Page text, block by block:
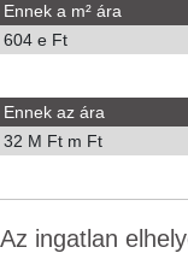
Ennek a m² ára
604 e Ft
Ennek az ára
32 M Ft m Ft
Az ingatlan